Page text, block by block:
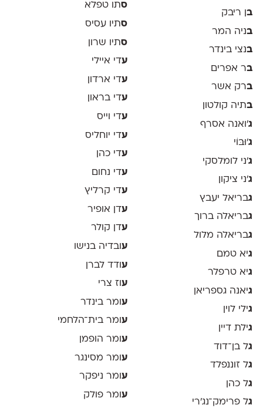
בן ריבק
בניה המר
בנצי בינדר
בר אפרים
ברק אשר
בתיה קולטון
ג'ואנה אסרף
ג'וּבּוֹי
ג׳ני לומלסקי
ג׳ני ציקון
גבריאל יעבץ
גבריאלה ברוך
גבריאלה מלול
גיא טמם
גיא טרפלר
גיאנה גספריאן
גילי לוין
גילת דיין
גל בן־דוד
גל זוננפלד
גל כהן
גל פרימק־נג׳רי
סתו טפלא
סתיו עסיס
סתיו שרון
עדי איילי
עדי ארדון
עדי בראון
עדי וייס
עדי יוחליס
עדי כהן
עדי נחום
עדי קרליץ
עדן אופיר
עדן קולר
ע ובדיה בנישו
ע ודד לברן
עוז צרי
ע ומר בינדר
עומר בית־הלחמי
ע ומר הופמן
ע ומר מסינגר
עומר ניפקר
ע ומר פולק